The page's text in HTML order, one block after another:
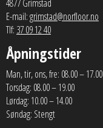
4877 Grimstad
E-mail:grimstad@norfloor.no
Tlf: 37 09 12 40
Åpningstider
Man, tir, ons, fre: 08.00 – 17.00
Torsdag: 08.00 – 19.00
Lørdag: 10.00 – 14.00
Søndag: Stengt